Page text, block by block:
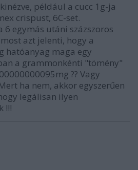
például a cucc 1g-ja
crispust, 6C-set.
6 egymás utáni százszoros
azt jelenti, hogy a
hatóanyag maga egy
a grammonkénti "tömény"
?? Vagy
ha nem, akkor egyszerűen
legálisan ilyen
!!!